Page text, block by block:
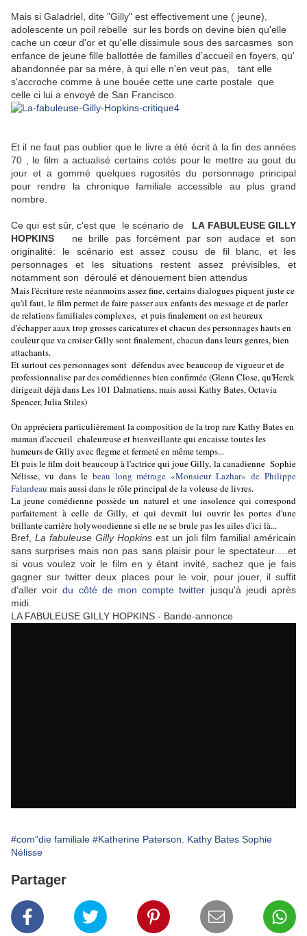
Mais si Galadriel, dite "Gilly" est effectivement une ( jeune),
adolescente un poil rebelle sur les bords on devine bien qu'elle
cache un cœur d'or et qu'elle dissimule sous des sarcasmes son
enfance de jeune fille ballottée de familles d’accueil en foyers, qu'
abandonnée par sa mère, à qui elle n'en veut pas, tant elle
s'accroche comme à une bouée cette une carte postale que
celle ci lui a envoyé de San Francisco.
Et il ne faut pas oublier que le livre a été écrit à la fin des années
70 , le film a actualisé certains cotés pour le mettre au gout du
jour et a gommé quelques rugosités du personnage principal
pour rendre la chronique familiale accessible au plus grand
nombre.
Ce qui est sûr, c'est que le scénario de LA FABULEUSE GILLY
HOPKINS ne brille pas forcément par son audace et son
originalité: le scénario est assez cousu de fil blanc, et les
personnages et les situations restent assez prévisibles, et
notamment son déroulé et dénouement bien attendus
Mais l'écriture reste néanmoins assez fine, certains dialogues piquent juste ce
qu'il faut, le film permet de faire passer aux enfants des message et de parler
de relations familiales complexes, et puis finalement on est heureux
d'échapper aaux trop grosses caricatures et chacun des personnages hauts en
couleur que va croiser Gilly sont finalement, chacun dans leurs genres, bien
attachants.
Et surtout ces personnages sont défendus avec beaucoup de vigueur et de
professionnalise par des comédiennes bien confirmée (Glenn Close, qu'Herek
dirigeait déjà dans Les 101 Dalmatiens, mais aussi Kathy Bates, Octavia
Spencer, Julia Stiles)
On appréciera particulièrement la composition de la trop rare Kathy Bates en
maman d'accueil chaleureuse et bienveillante qui encaisse toutes les
humeurs de Gilly avec flegme et fermeté en même temps...
Et puis le film doit beaucoup à l'actrice qui joue Gilly, la canadienne Sophie
Nélisse, vu dans lebeau long métrage «Monsieur Lazhar» de Philippe
Falardeau mais aussi dans le rôle principal de la voleuse de livres.
La jeune comédienne possède un naturel et une insolence qui correspond
parfaitement à celle de Gilly, et qui devrait lui ouvrir les portes d'une
brillante carrière holywoodienne si elle ne se brule pas les ailes d'ici là...
Bref, La fabuleuse Gilly Hopkins est un joli film familial américain
sans surprises mais non pas sans plaisir pour le spectateur.....et
si vous voulez voir le film en y étant invité, sachez que je fais
gagner sur twitter deux places pour le voir, pour jouer, il suffit
d'aller voirdu côté de mon compte twitter jusqu'à jeudi après
midi.
LA FABULEUSE GILLY HOPKINS - Bande-annonce
#com"die familiale #Katherine Paterson. Kathy Bates Sophie
Nélisse
Partager